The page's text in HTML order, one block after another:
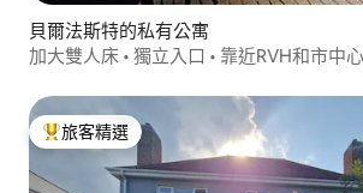
貝爾法斯特的私有公寓
加大雙人床 • 獨立入口 • 靠近RVH和市中心
旅客精選榜首
旅客精選